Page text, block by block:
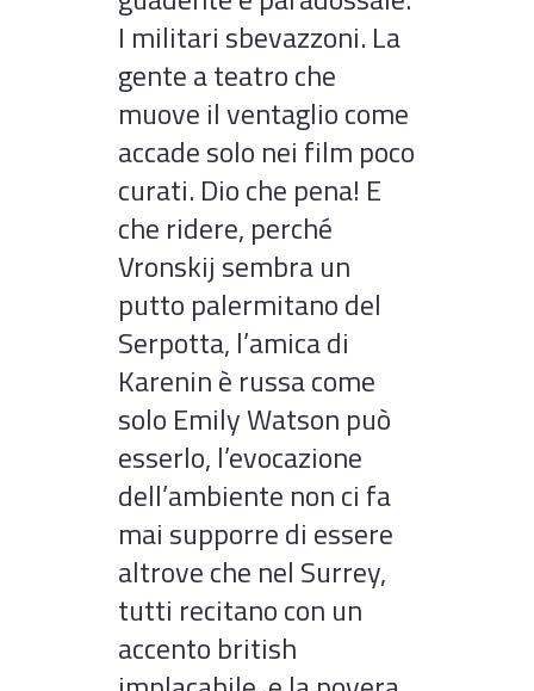
I militari sbevazzoni. La
gente a teatro che
muove il ventaglio come
accade solo nei film poco
curati. Dio che pena! E
che ridere, perché
Vronskij sembra un
putto palermitano del
Serpotta, l’amica di
Karenin è russa come
solo Emily Watson può
esserlo, l’evocazione
dell’ambiente non ci fa
mai supporre di essere
altrove che nel Surrey,
tutti recitano con un
accento british